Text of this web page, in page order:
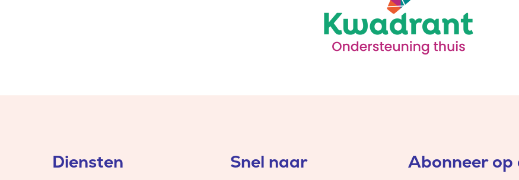
Diensten Snel naar Abonneer op